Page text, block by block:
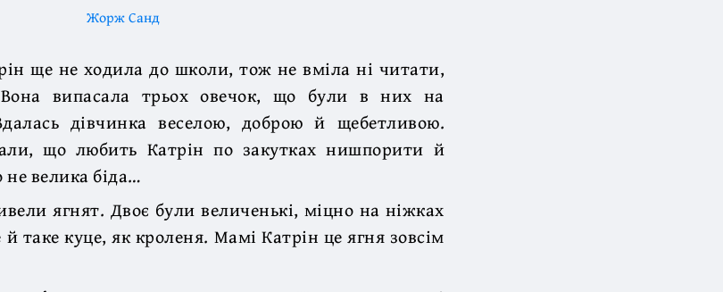
Жорж Санд
ще не ходила до школи, тож не вміла ні читати,
випасала трьох овечок, що були в них на
дівчинка веселою, доброю й щебетливою.
що любить Катрін по закутках нишпорити й
велика біда…
ягнят. Двоє були величенькі, міцно на ніжках
таке куце, як кроленя. Мамі Катрін це ягня зовсім